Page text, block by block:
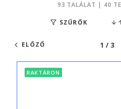
93 TALÁLAT | 40
SZŰRŐK
ELŐZŐ 1 / 3
RAKTÁRON